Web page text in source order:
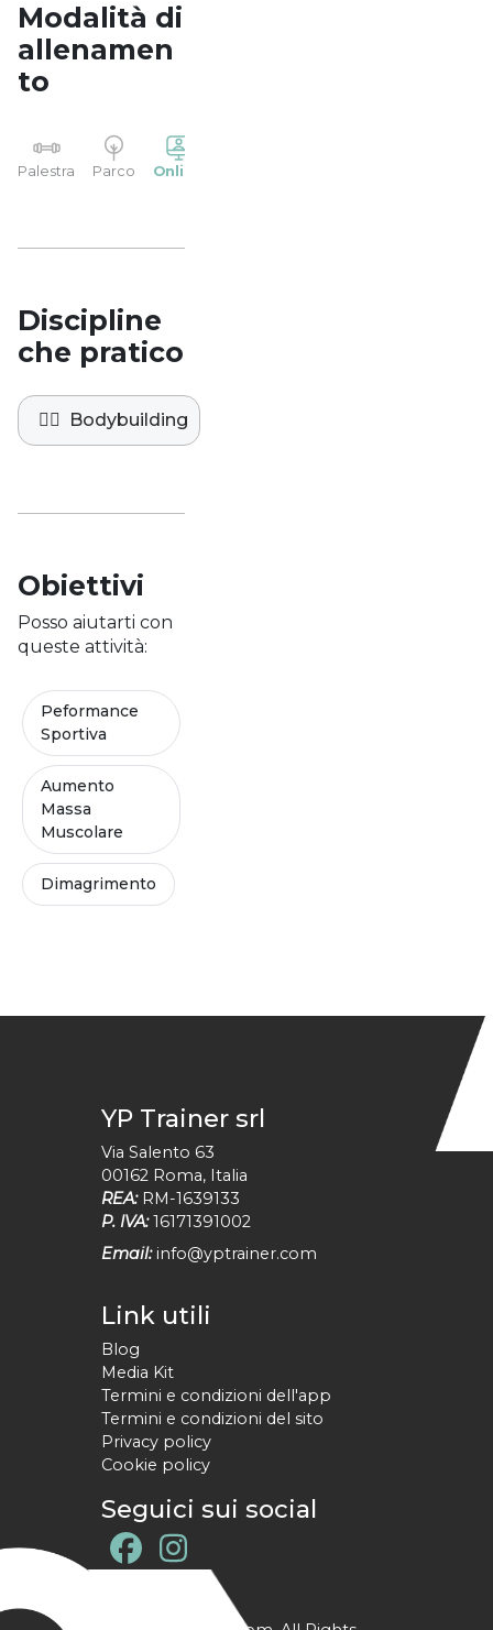
Modalità di
allenamen
to
Palestra Parco Online
Discipline
che pratico
🏋️‍♀️ Bodybuilding
Obiettivi
Posso aiutarti con
queste attività:
Peformance
Sportiva
Aumento
Massa
Muscolare
Dimagrimento
YP Trainer srl
Via Salento 63
00162 Roma, Italia
REA: RM-1639133
P. IVA: 16171391002
Email: info@yptrainer.com
Link utili
Blog
Media Kit
Termini e condizioni dell'app
Termini e condizioni del sito
Privacy policy
Cookie policy
Seguici sui social